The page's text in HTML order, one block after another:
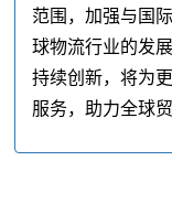
范围，加强与国
球物流行业的发
持续创新，将为
服务，助力全球